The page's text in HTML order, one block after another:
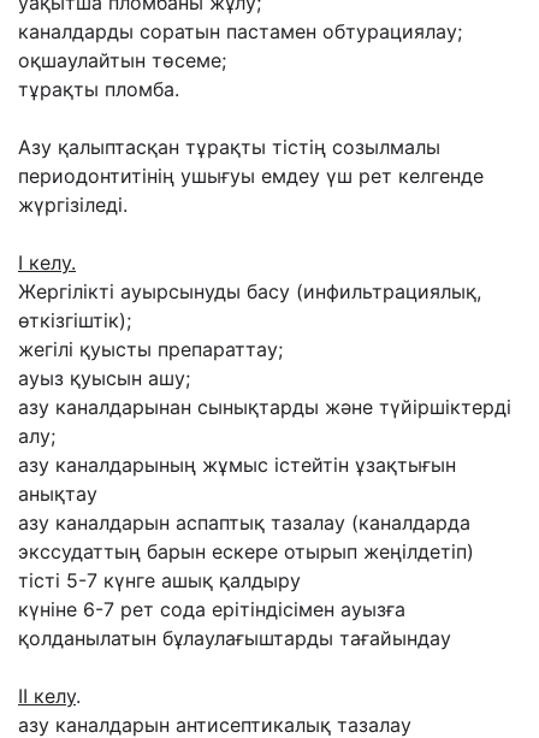
каналдарды соратын пастамен обтурациялау;
оқшаулайтын төсеме;
тұрақты пломба.
Азу қалыптасқан тұрақты тістің созылмалы
периодонтитінің ушығуы емдеу үш рет келгенде
жүргізіледі.
І келу.
Жергілікті ауырсынуды басу (инфильтрациялық,
өткізгіштік);
жегілі қуысты препараттау;
ауыз қуысын ашу;
азу каналдарынан сынықтарды және түйіршіктерді
алу;
азу каналдарының жұмыс істейтін ұзақтығын
анықтау
азу каналдарын аспаптық тазалау (каналдарда
экссудаттың барын ескере отырып жеңілдетіп)
тісті 5-7 күнге ашық қалдыру
күніне 6-7 рет сода ерітіндісімен ауызға
қолданылатын бұлаулағыштарды тағайындау
ІІ келу.
азу каналдарын антисептикалық тазалау